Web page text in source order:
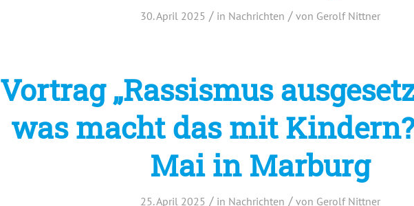
30. April 2025 / in Nachrichten / von Gerolf Nittner
Vortrag „Rassismus
was macht das mit
Mai in Marburg
25. April 2025 / in Nachrichten / von Gerolf Nittner